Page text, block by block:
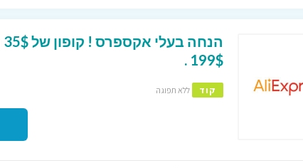
199$ .
קוד ללא תפוגה